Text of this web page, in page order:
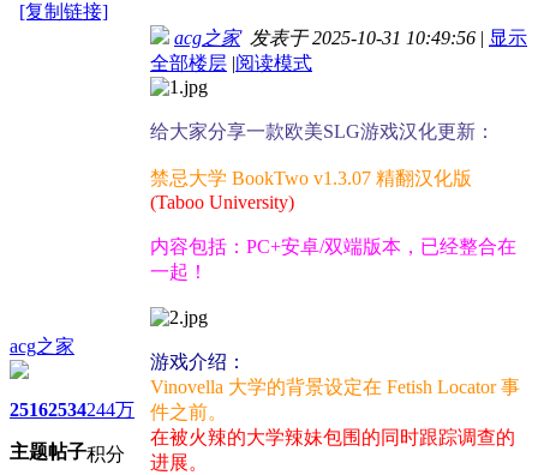
[复制链接]
acg之家
2516
主题
2534
帖子
244万
积分
acg之家发表于 2025-10-31 10:49:56 | 显示
全部楼层 |阅读模式
给大家分享一款欧美SLG游戏汉化更新：
禁忌大学 BookTwo v1.3.07 精翻汉化版
(Taboo University)
内容包括：PC+安卓/双端版本，已经整合在
一起！
游戏介绍：
Vinovella 大学的背景设定在 Fetish Locator 事
件之前。
在被火辣的大学辣妹包围的同时跟踪调查的
进展。